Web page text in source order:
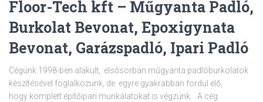
Floor-Tech kft – Műgyanta Padló,
Burkolat Bevonat, Epoxigynata
Bevonat, Garázspadló, Ipari Padló
Cégünk 1998-ben alakult, elsősorban műgyanta padlóburkolatok
készítésével foglalkozunk, de egyre gyakrabban fordul elő,
hogy komplett építőipari munkálatokat is végzünk. A cég